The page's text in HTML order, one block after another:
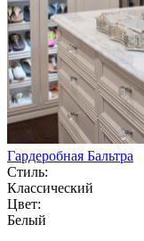
Гардеробная Бальтра
Стиль:
Классический
Цвет:
Белый